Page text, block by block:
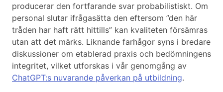
producerar den fortfarande svar probabilistiskt. Om
personal slutar ifrågasätta den eftersom ”den här
tråden har haft rätt hittills” kan kvaliteten försämras
utan att det märks. Liknande farhågor syns i bredare
diskussioner om etablerad praxis och bedömningens
integritet, vilket utforskas i vår genomgång av
ChatGPT:s nuvarande påverkan på utbildning.